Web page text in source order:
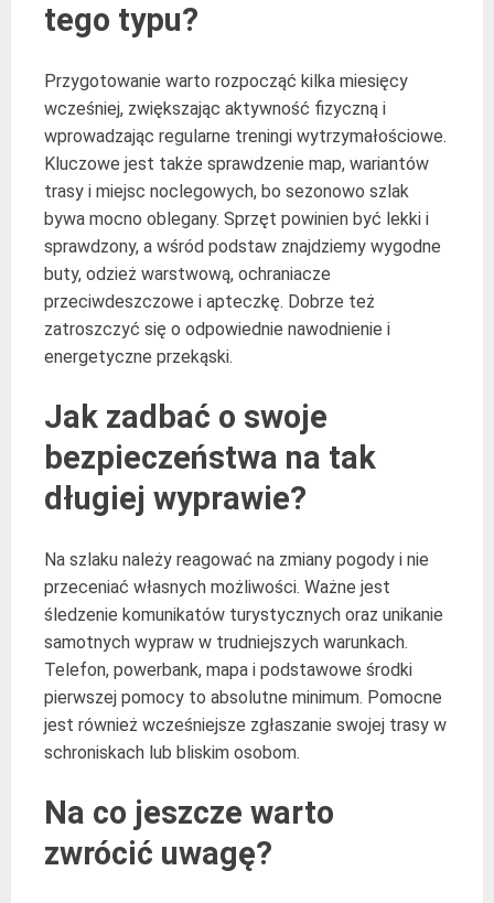
tego typu?
Przygotowanie warto rozpocząć kilka miesięcy
wcześniej, zwiększając aktywność fizyczną i
wprowadzając regularne treningi wytrzymałościowe.
Kluczowe jest także sprawdzenie map, wariantów
trasy i miejsc noclegowych, bo sezonowo szlak
bywa mocno oblegany. Sprzęt powinien być lekki i
sprawdzony, a wśród podstaw znajdziemy wygodne
buty, odzież warstwową, ochraniacze
przeciwdeszczowe i apteczkę. Dobrze też
zatroszczyć się o odpowiednie nawodnienie i
energetyczne przekąski.
Jak zadbać o swoje
bezpieczeństwa na tak
długiej wyprawie?
Na szlaku należy reagować na zmiany pogody i nie
przeceniać własnych możliwości. Ważne jest
śledzenie komunikatów turystycznych oraz unikanie
samotnych wypraw w trudniejszych warunkach.
Telefon, powerbank, mapa i podstawowe środki
pierwszej pomocy to absolutne minimum. Pomocne
jest również wcześniejsze zgłaszanie swojej trasy w
schroniskach lub bliskim osobom.
Na co jeszcze warto
zwrócić uwagę?